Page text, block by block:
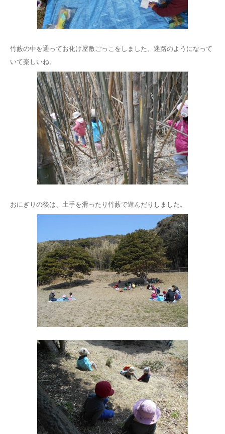
竹藪の中を通ってお化け屋敷ごっこをしました。迷路のようになって
いて楽しいね。
おにぎりの後は、土手を滑ったり竹藪で遊んだりしました。